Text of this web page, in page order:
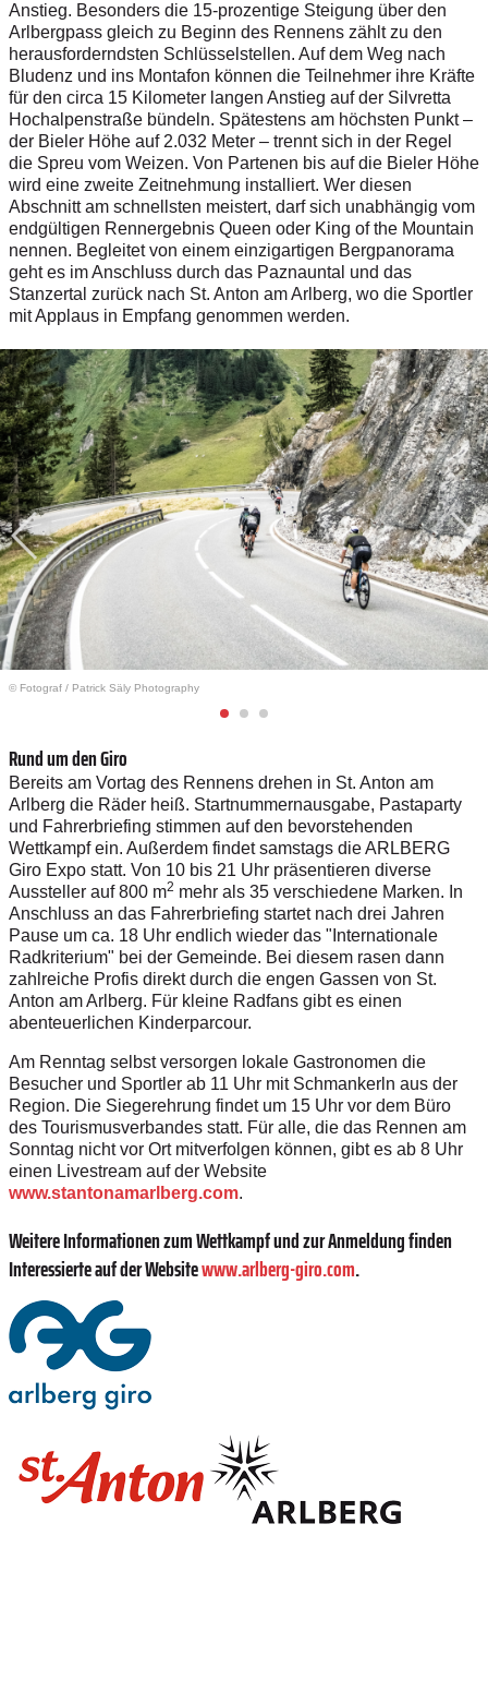
Anstieg. Besonders die 15-prozentige Steigung über den
Arlbergpass gleich zu Beginn des Rennens zählt zu den
herausforderndsten Schlüsselstellen. Auf dem Weg nach
Bludenz und ins Montafon können die Teilnehmer ihre Kräfte
für den circa 15 Kilometer langen Anstieg auf der Silvretta
Hochalpenstraße bündeln. Spätestens am höchsten Punkt –
der Bieler Höhe auf 2.032 Meter – trennt sich in der Regel
die Spreu vom Weizen. Von Partenen bis auf die Bieler Höhe
wird eine zweite Zeitnehmung installiert. Wer diesen
Abschnitt am schnellsten meistert, darf sich unabhängig vom
endgültigen Rennergebnis Queen oder King of the Mountain
nennen. Begleitet von einem einzigartigen Bergpanorama
geht es im Anschluss durch das Paznauntal und das
Stanzertal zurück nach St. Anton am Arlberg, wo die Sportler
mit Applaus in Empfang genommen werden.
© Fotograf / Patrick Säly Photography
Rund um den Giro
Bereits am Vortag des Rennens drehen in St. Anton am
Arlberg die Räder heiß. Startnummernausgabe, Pastaparty
und Fahrerbriefing stimmen auf den bevorstehenden
Wettkampf ein. Außerdem findet samstags die ARLBERG
Giro Expo statt. Von 10 bis 21 Uhr präsentieren diverse
Aussteller auf 800 m2 mehr als 35 verschiedene Marken. In
Anschluss an das Fahrerbriefing startet nach drei Jahren
Pause um ca. 18 Uhr endlich wieder das "Internationale
Radkriterium" bei der Gemeinde. Bei diesem rasen dann
zahlreiche Profis direkt durch die engen Gassen von St.
Anton am Arlberg. Für kleine Radfans gibt es einen
abenteuerlichen Kinderparcour.
Am Renntag selbst versorgen lokale Gastronomen die
Besucher und Sportler ab 11 Uhr mit Schmankerln aus der
Region. Die Siegerehrung findet um 15 Uhr vor dem Büro
des Tourismusverbandes statt. Für alle, die das Rennen am
Sonntag nicht vor Ort mitverfolgen können, gibt es ab 8 Uhr
einen Livestream auf der Website
www.stantonamarlberg.com.
Weitere Informationen zum Wettkampf und zur Anmeldung finden
Interessierte auf der Websitewww.arlberg-giro.com.